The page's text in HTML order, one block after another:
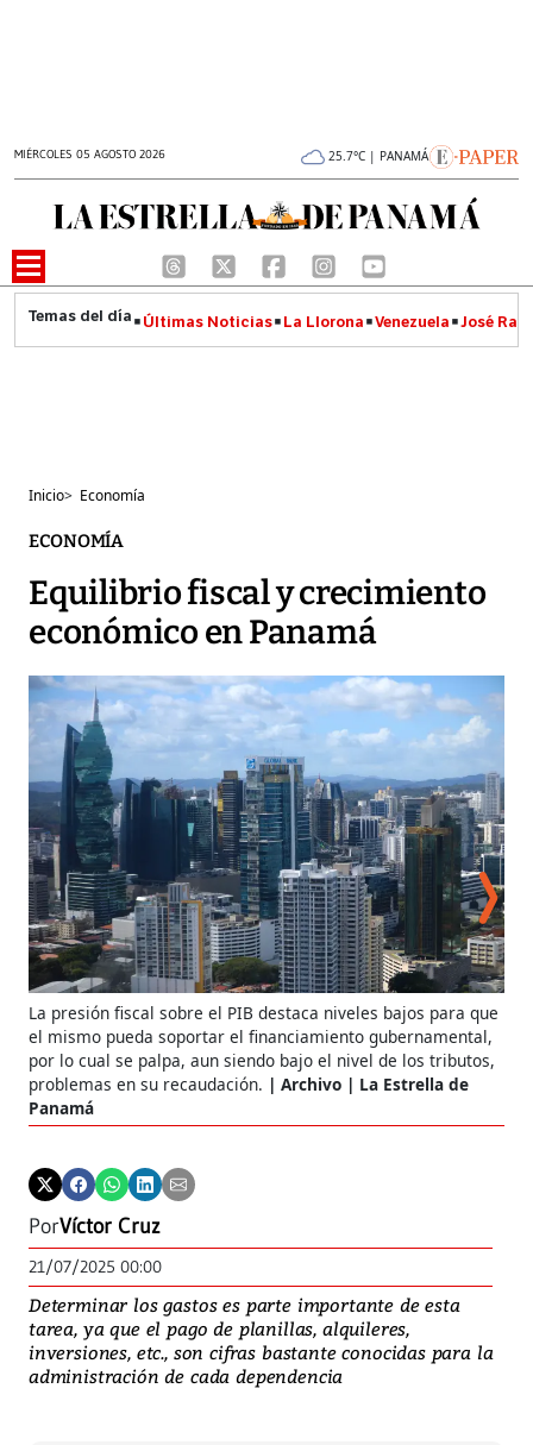
MIÉRCOLES 05 AGOSTO 2026 25.7°C | PANAMÁ
Últimas Noticias La Llorona Venezuela José
Inicio> Economía
ECONOMÍA
Equilibrio fiscal y crecimiento
económico en Panamá
La presión fiscal sobre el PIB destaca niveles bajos para que
el mismo pueda soportar el financiamiento gubernamental,
por lo cual se palpa, aun siendo bajo el nivel de los tributos,
problemas en su recaudación.
Archivo | La Estrella de
Panamá
PorVíctor Cruz
21/07/2025 00:00
Determinar los gastos es parte importante de esta
tarea, ya que el pago de planillas, alquileres,
inversiones, etc., son cifras bastante conocidas para la
administración de cada dependencia